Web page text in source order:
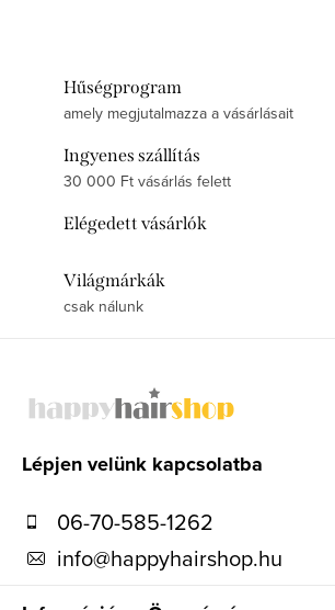
Hűségprogram
amely megjutalmazza a vásárlásait
Ingyenes szállítás
30 000 Ft vásárlás felett
Elégedett vásárlók
Világmárkák
csak nálunk
Lépjen velünk kapcsolatba
06-70-585-1262
info@happyhairshop.hu